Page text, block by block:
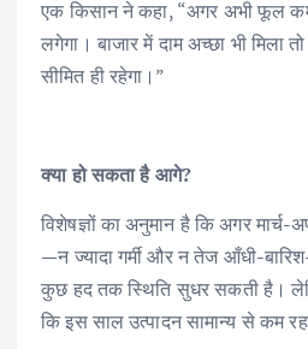
एक किसान ने कहा, “अगर अभी फूल
लगेगा। बाजार में दाम अच्छा भी मिला
सीमित ही रहेगा।”
क्या हो सकता है आगे?
विशेषज्ञों का अनुमान है कि अगर
—न ज्यादा गर्मी और न तेज आँधी-
कुछ हद तक स्थिति सुधर सकती है।
कि इस साल उत्पादन सामान्य से कम